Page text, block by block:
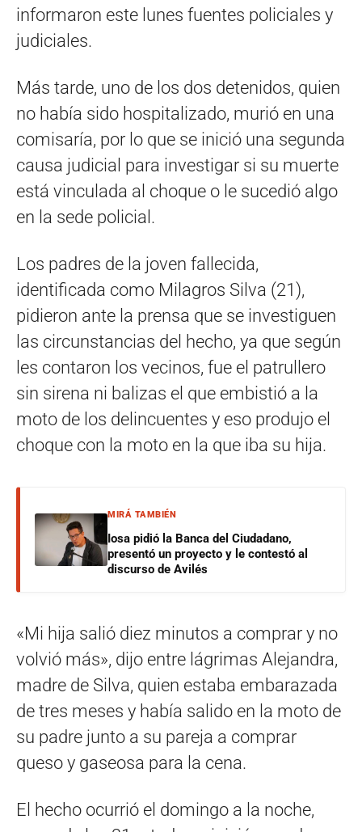
informaron este lunes fuentes policiales y
judiciales.
Más tarde, uno de los dos detenidos, quien
no había sido hospitalizado, murió en una
comisaría, por lo que se inició una segunda
causa judicial para investigar si su muerte
está vinculada al choque o le sucedió algo
en la sede policial.
Los padres de la joven fallecida,
identificada como Milagros Silva (21),
pidieron ante la prensa que se investiguen
las circunstancias del hecho, ya que según
les contaron los vecinos, fue el patrullero
sin sirena ni balizas el que embistió a la
moto de los delincuentes y eso produjo el
choque con la moto en la que iba su hija.
MIRÁ TAMBIÉN
Iosa pidió la Banca del Ciudadano,
presentó un proyecto y le contestó al
discurso de Avilés
«Mi hija salió diez minutos a comprar y no
volvió más», dijo entre lágrimas Alejandra,
madre de Silva, quien estaba embarazada
de tres meses y había salido en la moto de
su padre junto a su pareja a comprar
queso y gaseosa para la cena.
El hecho ocurrió el domingo a la noche,